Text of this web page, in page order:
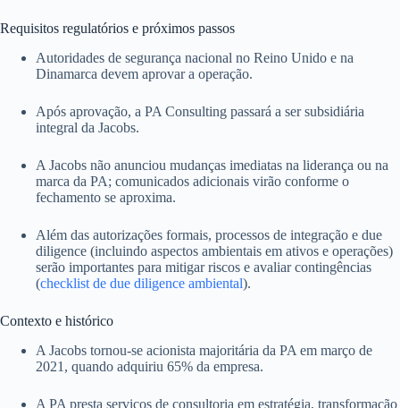
Requisitos regulatórios e próximos passos
Autoridades de segurança nacional no Reino Unido e na
Dinamarca devem aprovar a operação.
Após aprovação, a PA Consulting passará a ser subsidiária
integral da Jacobs.
A Jacobs não anunciou mudanças imediatas na liderança ou na
marca da PA; comunicados adicionais virão conforme o
fechamento se aproxima.
Além das autorizações formais, processos de integração e due
diligence (incluindo aspectos ambientais em ativos e operações)
serão importantes para mitigar riscos e avaliar contingências
(checklist de due diligence ambiental).
Contexto e histórico
A Jacobs tornou-se acionista majoritária da PA em março de
2021, quando adquiriu 65% da empresa.
A PA presta serviços de consultoria em estratégia, transformação